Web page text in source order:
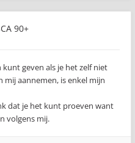
90+
kunt geven als je het zelf niet
mij aannemen, is enkel mijn
dat je het kunt proeven want
volgens mij.